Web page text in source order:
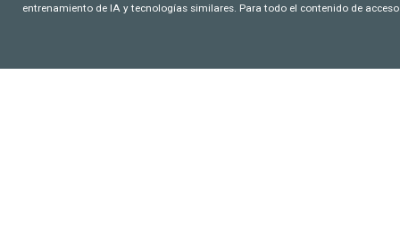
entrenamiento de IA y tecnologías similares. Para todo el contenido de